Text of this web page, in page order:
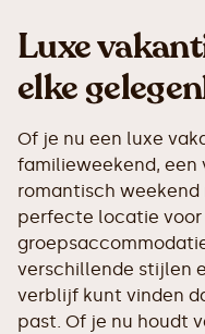
Luxe
elke
Of je nu een luxe
familieweekend, een
romantisch
perfecte locatie voor
verschillende stijlen
verblijf kunt vinden
past. Of je nu houdt